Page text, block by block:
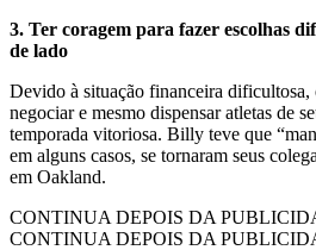
3. Ter coragem para fazer escolhas
de lado
Devido à situação financeira dificultosa,
negociar e mesmo dispensar atletas de
temporada vitoriosa. Billy teve que
em alguns casos, se tornaram seus
em Oakland.
CONTINUA DEPOIS DA
CONTINUA DEPOIS DA